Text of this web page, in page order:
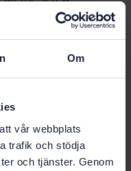
Om
vår webbplats
trafik och stödja
och tjänster. Genom
Price:687 SEK
Show more